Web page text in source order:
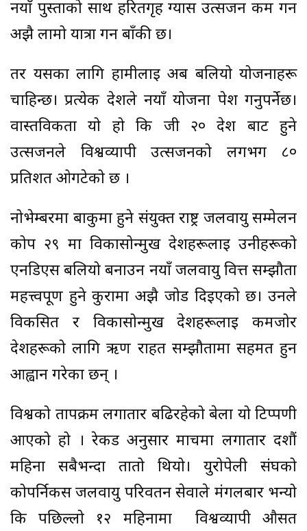
नयाँ पुस्ताको साथ हरितगृह ग्यास उत्सर्जन कम गर्न
अझै लामो यात्रा गर्न बाँकी छ।
तर यसका लागि हामीलाई अब बलियो योजनाहरू
चाहिन्छ। प्रत्येक देशले नयाँ योजना पेश गर्नुपर्नेछ।
वास्तविकता यो हो कि जी २० देश बाट हुने
उत्सर्जनले विश्वव्यापी उत्सर्जनको लगभग ८०
प्रतिशत ओगटेको छ ।
नोभेम्बरमा बाकुमा हुने संयुक्त राष्ट्र जलवायु सम्मेलन
कोप २९ मा विकासोन्मुख देशहरूलाई उनीहरूको
एनडिएस बलियो बनाउन नयाँ जलवायु वित्त सम्झौता
महत्त्वपूर्ण हुने कुरामा अझै जोड दिइएको छ। उनले
विकसित र विकासोन्मुख देशहरूलाई कमजोर
देशहरूको लागि ऋण राहत सम्झौतामा सहमत हुन
आह्वान गरेका छन् ।
विश्वको तापक्रम लगातार बढिरहेको बेला यो टिप्पणी
आएको हो । रेकर्ड अनुसार मार्चमा लगातार दशौं
महिना सबैभन्दा तातो थियो। युरोपेली संघको
कोपर्निकस जलवायु परिवर्तन सेवाले मंगलबार भन्यो
कि पछिल्लो १२ महिनामा विश्वव्यापी औसत